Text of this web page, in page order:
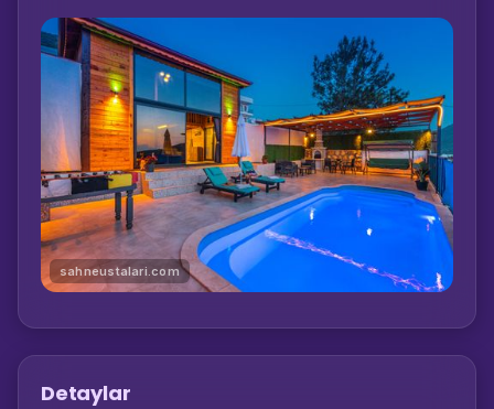
sahneustalari.com
Detaylar